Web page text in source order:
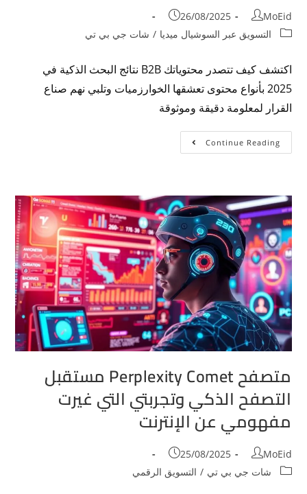
MoEid
26/08/2025
التسويق عبر السوشيال ميديا / شات جي بي تي
اكتشف كيف تتصدر محتوياتك B2B نتائج البحث الذكية في
2025 بأنواع محتوى تعشقها الخوارزميات وتلبي نهم صناع
القرار لمعلومة دقيقة وموثوقة
Continue Reading
متصفح Perplexity Comet مستقبل
التصفح الذكي وتجربتي التي غيرت
مفهومي عن الإنترنت
MoEid
25/08/2025
شات جي بي تي / التسويق الرقمي